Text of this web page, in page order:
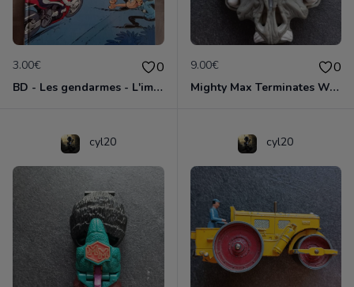
3.00€ 0
BD - Les gendarmes - L'imitation de vitesse - Tome 14
9.00€ 0
Mighty Max Terminates Wolfship 7
cyl20 cyl20